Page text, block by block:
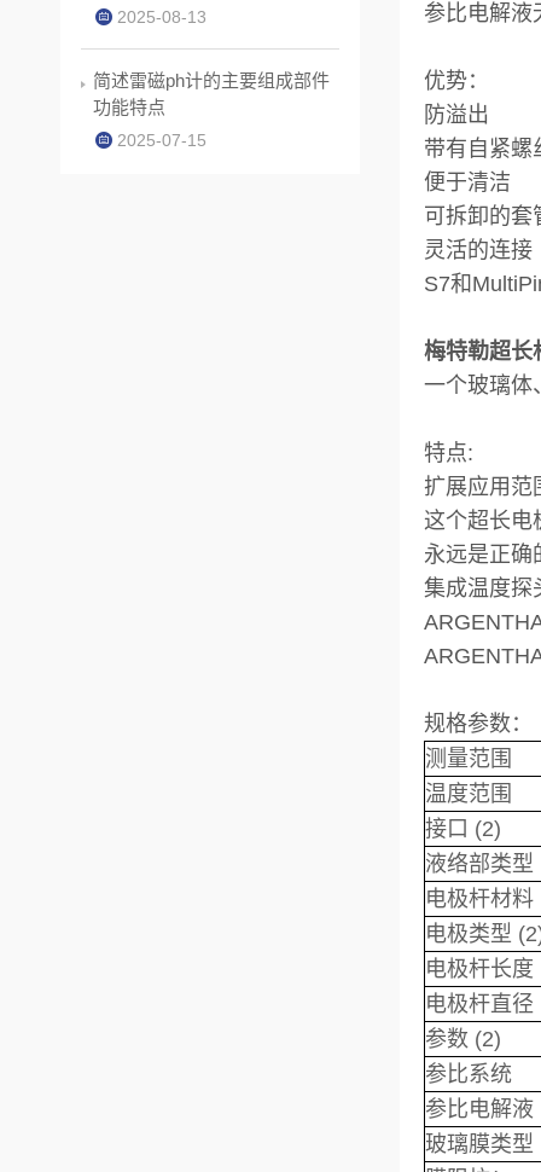
参比电解液
优势：
防溢出
带有自紧螺
便于清洁
可拆卸的套
灵活的连接
S7和
梅特勒超
一个玻璃体
特点:
扩展应用范
这个超长电
永远是正确
集成温度探
规格参数：
测量范围
温度范围
接口 (2)
液络部类型
电极杆材料
电极类型
电极杆长度
电极杆直径
参数 (2)
参比系统
参比电解液
玻璃膜类型
2025-08-13
简述雷磁ph计的主要组成部件
功能特点
2025-07-15